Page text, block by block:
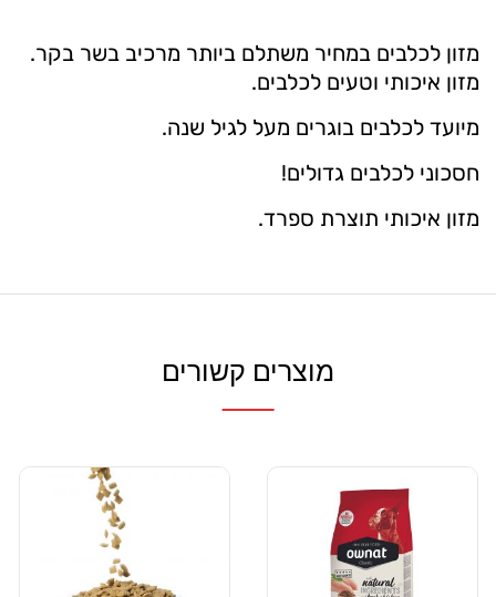
מזון לכלבים במחיר משתלם ביותר מרכיב בשר בקר.
מזון איכותי וטעים לכלבים.
מיועד לכלבים בוגרים מעל לגיל שנה.
חסכוני לכלבים גדולים!
מזון איכותי תוצרת ספרד.
מוצרים קשורים